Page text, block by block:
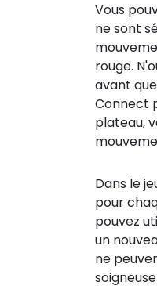
Vous
ne sont
rouge.
avant
Connect
plateau,
Dans le
pour
pouvez
un
ne